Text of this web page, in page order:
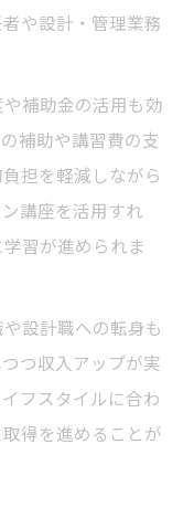
や設計・管理業務
補助金の活用も効
補助や講習費の支
担を軽減しながら
講座を活用すれ
習が進められま
設計職への転身も
つ収入アップが実
フスタイルに合わ
得を進めることが